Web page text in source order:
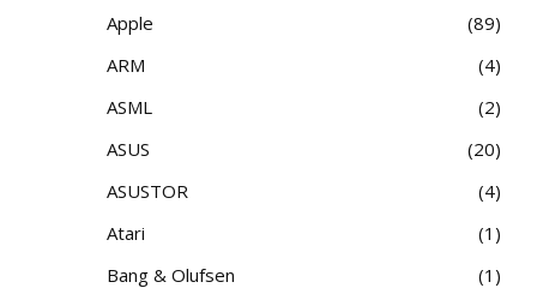
Apple
89
ARM
4
ASML
2
ASUS
20
ASUSTOR
4
Atari
1
Bang & Olufsen
1